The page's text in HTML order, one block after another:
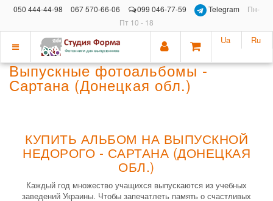
050 444-44-98 067 570-66-06 099 046-77-59 Telegram
Пн-
Пт 10 - 18
Показать
меню
Ua Ru
Выпускные фотоальбомы -
Сартана (Донецкая обл.)
КУПИТЬ АЛЬБОМ НА ВЫПУСКНОЙ
НЕДОРОГО - САРТАНА (ДОНЕЦКАЯ
ОБЛ.)
Каждый год множество учащихся выпускаются из учебных
заведений Украины. Чтобы запечатлеть память о счастливых